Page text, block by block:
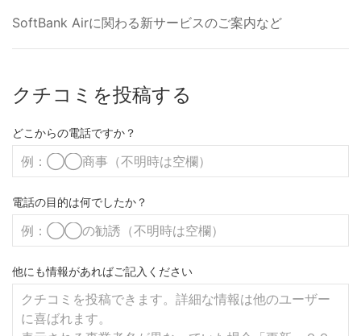
SoftBank Airに関わる新サービスのご案内など
クチコミを投稿する
どこからの電話ですか？
電話の目的は何でしたか？
他にも情報があればご記入ください